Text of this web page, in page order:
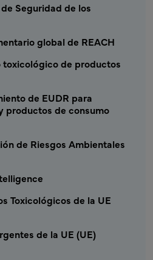
Seguridad de los
global de REACH
toxicológico de productos
de EUDR para
productos de consumo
de Riesgos Ambientales
Toxicológicos de la UE
de la UE (UE)